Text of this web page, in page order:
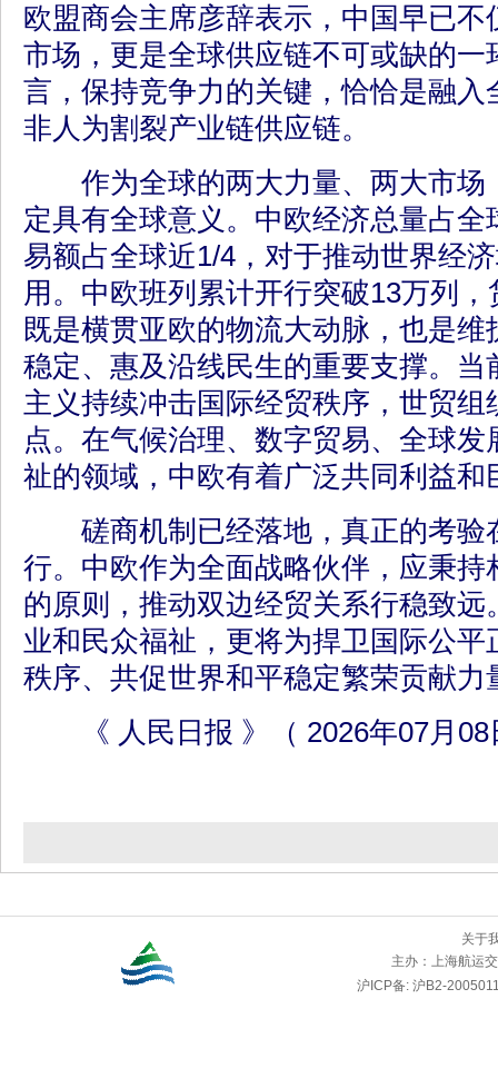
欧盟商会主席彦辞表示，中国早已
市场，更是全球供应链不可或缺的一
言，保持竞争力的关键，恰恰是融入
非人为割裂产业链供应链。
作为全球的两大力量、两大市场
定具有全球意义。中欧经济总量占全
易额占全球近1/4，对于推动世界经
用。中欧班列累计开行突破13万列
既是横贯亚欧的物流大动脉，也是
稳定、惠及沿线民生的重要支撑。当
主义持续冲击国际经贸秩序，世贸组
点。在气候治理、数字贸易、全球
祉的领域，中欧有着广泛共同利益和
磋商机制已经落地，真正的考验
行。中欧作为全面战略伙伴，应秉持
的原则，推动双边经贸关系行稳致
业和民众福祉，更将为捍卫国际公
秩序、共促世界和平稳定繁荣贡献力
《 人民日报 》（ 2026年07月08
关于
主办： 上海航运
沪ICP备: 沪B2-